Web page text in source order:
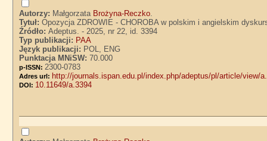
Autorzy: Małgorzata Brożyna-Reczko.
Tytuł:Opozycja ZDROWIE - CHOROBA w polskim i angielskim
Źródło:Adeptus. - 2025, nr 22, id. 3394
Typ publikacji: PAA
Język publikacji: POL, ENG
Punktacja MNiSW:70.000
p-ISSN: 2300-0783
Adres url: http://journals.ispan.edu.pl/index.php/adeptus/pl/article/view/
DOI: 10.11649/a.3394